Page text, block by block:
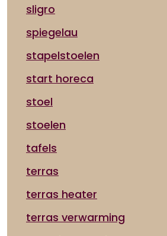
sligro
spiegelau
stapelstoelen
start horeca
stoel
stoelen
tafels
terras
terras heater
terras verwarming